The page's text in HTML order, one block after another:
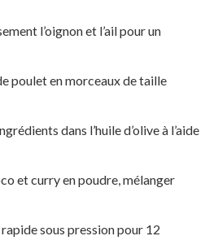
l’oignon et l’ail pour un
poulet en morceaux de taille
dans l’huile d’olive à l’aide
et curry en poudre, mélanger
sous pression pour 12